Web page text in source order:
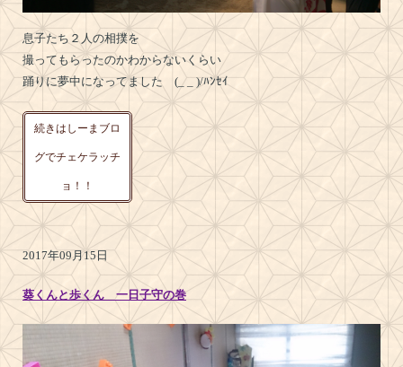
息子たち２人の相撲を
撮ってもらったのかわからないくらい
踊りに夢中になってました (_ _ )/ﾊﾝｾｲ
続きはしーまブロ
グでチェケラッチ
ョ！！
2017年09月15日
葵くんと歩くん 一日子守の巻